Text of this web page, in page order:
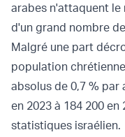
arabes n'attaquent
d'un grand nombre
Malgré une part
population
absolus de 0,7 % par
en 2023 à 184 200
statistiques israélien.